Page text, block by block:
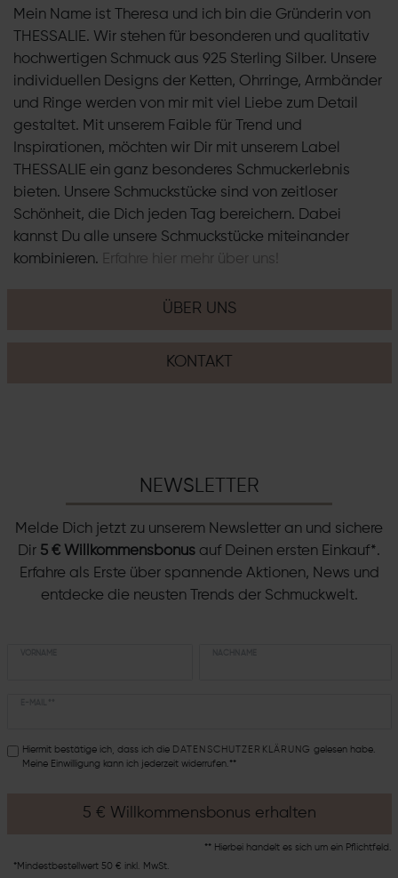
Mein Name ist Theresa und ich bin die Gründerin von
THESSALIE. Wir stehen für besonderen und qualitativ
hochwertigen Schmuck aus 925 Sterling Silber. Unsere
individuellen Designs der Ketten, Ohrringe, Armbänder
und Ringe werden von mir mit viel Liebe zum Detail
gestaltet. Mit unserem Faible für Trend und
Inspirationen, möchten wir Dir mit unserem Label
THESSALIE ein ganz besonderes Schmuckerlebnis
bieten. Unsere Schmuckstücke sind von zeitloser
Schönheit, die Dich jeden Tag bereichern. Dabei
kannst Du alle unsere Schmuckstücke miteinander
kombinieren. Erfahre hier mehr über uns!
ÜBER UNS
KONTAKT
NEWSLETTER
Melde Dich jetzt zu unserem Newsletter an und sichere
Dir 5 € Willkommensbonus auf Deinen ersten Einkauf*.
Erfahre als Erste über spannende Aktionen, News und
entdecke die neusten Trends der Schmuckwelt.
Hiermit bestätige ich, dass ich die DATEN­SCHUTZ­ERKLÄRUNG gelesen habe.
Meine Einwilligung kann ich jederzeit widerrufen.**
5 € Willkommensbonus erhalten
** Hierbei handelt es sich um ein Pflichtfeld.
*Mindestbestellwert 50 € inkl. MwSt.